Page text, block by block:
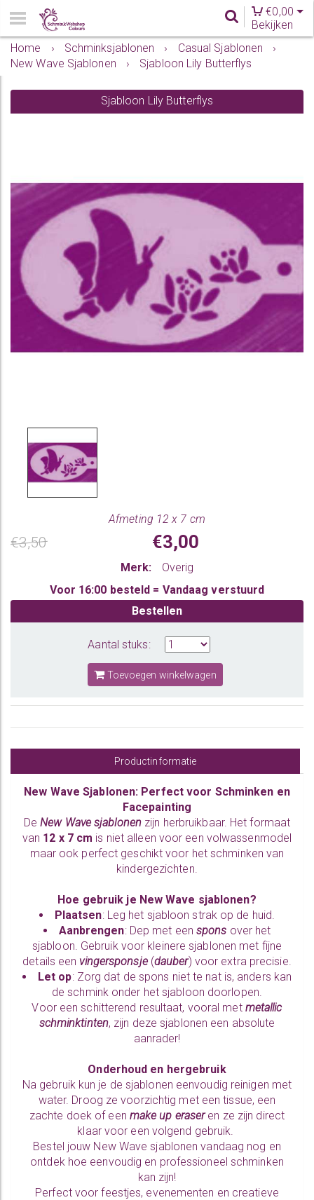
€0,00
Bekijken
Home
› Schminksjablonen › Casual Sjablonen
›
New Wave Sjablonen
› Sjabloon Lily Butterflys
Sjabloon Lily Butterflys
Afmeting 12 x 7 cm
€3,50 €3,00
Merk:
Overig
Voor 16:00 besteld = Vandaag verstuurd
Bestellen
Aantal stuks:
Toevoegen winkelwagen
Productinformatie
New Wave Sjablonen: Perfect voor Schminken en
Facepainting
DeNew Wave sjablonen zijn herbruikbaar. Het formaat
van 12 x 7 cm is niet alleen voor een volwassenmodel
maar ook perfect geschikt voor het schminken van
kindergezichten.
Hoe gebruik je New Wave sjablonen?
Plaatsen: Leg het sjabloon strak op de huid.
Aanbrengen: Dep met een spons over het
sjabloon. Gebruik voor kleinere sjablonen met fijne
details een vingersponsje(dauber) voor extra precisie.
Let op: Zorg dat de spons niet te nat is, anders kan
de schmink onder het sjabloon doorlopen.
Voor een schitterend resultaat, vooral met metallic
schminktinten, zijn deze sjablonen een absolute
aanrader!
Onderhoud en hergebruik
Na gebruik kun je de sjablonen eenvoudig reinigen met
water. Droog ze voorzichtig met een tissue, een
zachte doek of een make up eraseren ze zijn direct
klaar voor een volgend gebruik.
Bestel jouw New Wave sjablonen vandaag nog en
ontdek hoe eenvoudig en professioneel schminken
kan zijn!
Perfect voor feestjes, evenementen en creatieve